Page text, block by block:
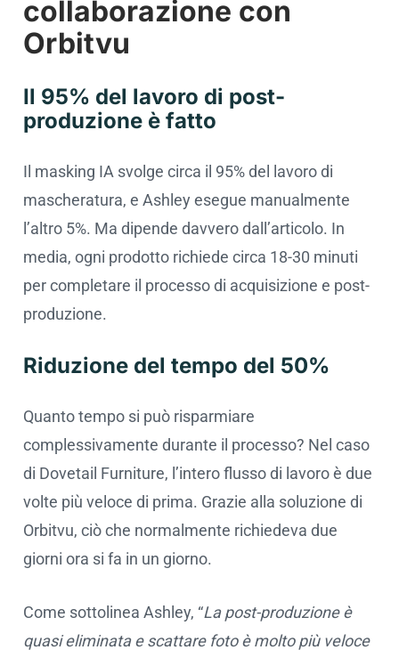
collaborazione con
Orbitvu
Il 95% del lavoro di post-
produzione è fatto
Il masking IA svolge circa il 95% del lavoro di
mascheratura, e Ashley esegue manualmente
l’altro 5%. Ma dipende davvero dall’articolo. In
media, ogni prodotto richiede circa 18-30 minuti
per completare il processo di acquisizione e post-
produzione.
Riduzione del tempo del 50%
Quanto tempo si può risparmiare
complessivamente durante il processo? Nel caso
di Dovetail Furniture, l’intero flusso di lavoro è due
volte più veloce di prima. Grazie alla soluzione di
Orbitvu, ciò che normalmente richiedeva due
giorni ora si fa in un giorno.
Come sottolinea Ashley, “La post-produzione è
quasi eliminata e scattare foto è molto più veloce